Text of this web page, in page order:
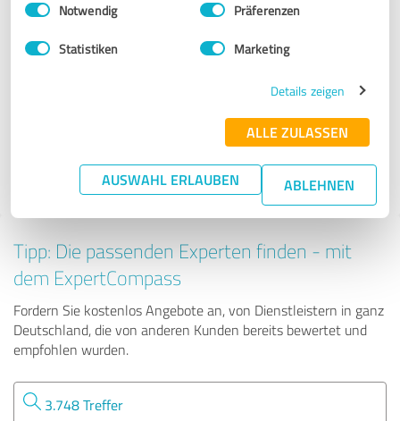
Notwendig Präferenzen
Statistiken Marketing
Details zeigen
ALLE ZULASSEN
AUSWAHL ERLAUBEN ABLEHNEN
5.00 von 5
Tipp: Die passenden Experten finden - mit
dem ExpertCompass
Fordern Sie kostenlos Angebote an, von Dienstleistern in ganz
Deutschland, die von anderen Kunden bereits bewertet und
empfohlen wurden.
3.748 Treffer